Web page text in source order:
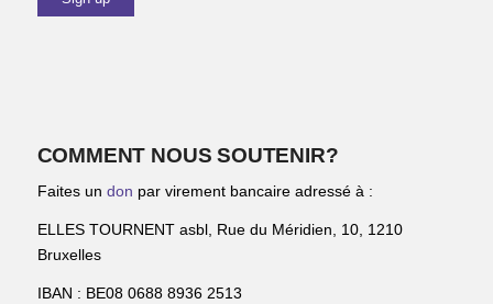
COMMENT NOUS SOUTENIR?
Faites un don par virement bancaire adressé à :
ELLES TOURNENT asbl, Rue du Méridien, 10, 1210
Bruxelles
IBAN : BE08 0688 8936 2513